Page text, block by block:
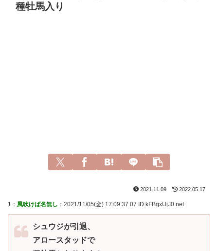
種牡馬入り
2021.11.09 2022.05.17
1： 風吹けば名無し ：2021/11/05(金) 17:09:37.07 ID:kFBgxUjJ0.net
シュウジが引退、
アロースタッドで